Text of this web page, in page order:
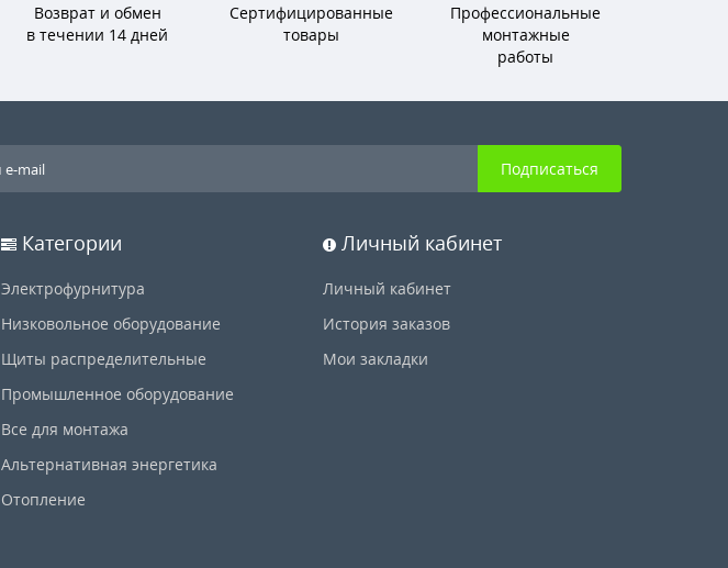
Возврат и обмен
в течении 14 дней
Сертифицированные
товары
Профессиональные
монтажные
работы
Подписаться
Категории
Электрофурнитура
Низковольное оборудование
Щиты распределительные
Промышленное оборудование
Все для монтажа
Альтернативная энергетика
Отопление
Личный кабинет
Личный кабинет
История заказов
Мои закладки